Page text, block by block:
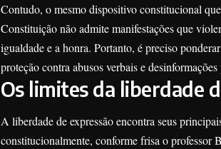
Contudo, o mesmo dispositivo constitucional
Constituição não admite manifestações que
igualdade e a honra. Portanto, é preciso
proteção contra abusos verbais e desinformações
Os limites da liberdade
A liberdade de expressão encontra seus
constitucionalmente, conforme frisa o professor